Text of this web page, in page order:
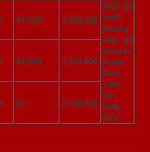
45 (50) 2.150.000
Mặt gỗ
mdf
phẵng,
vân gỗ
veneer:
Xoan
Đào,
Căm
Xe,
Oak,
Ash …
45 (50) 2.350.000
50 2.550.000